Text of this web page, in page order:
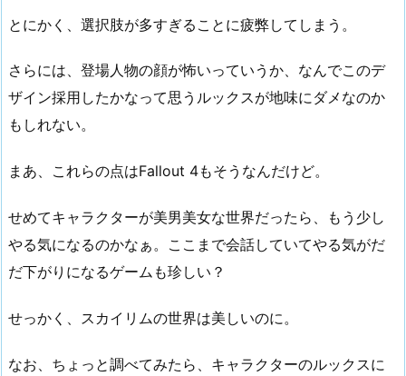
とにかく、選択肢が多すぎることに疲弊してしまう。
さらには、登場人物の顔が怖いっていうか、なんでこのデ
ザイン採用したかなって思うルックスが地味にダメなのか
もしれない。
まあ、これらの点はFallout 4もそうなんだけど。
せめてキャラクターが美男美女な世界だったら、もう少し
やる気になるのかなぁ。ここまで会話していてやる気がだ
だ下がりになるゲームも珍しい？
せっかく、スカイリムの世界は美しいのに。
なお、ちょっと調べてみたら、キャラクターのルックスに